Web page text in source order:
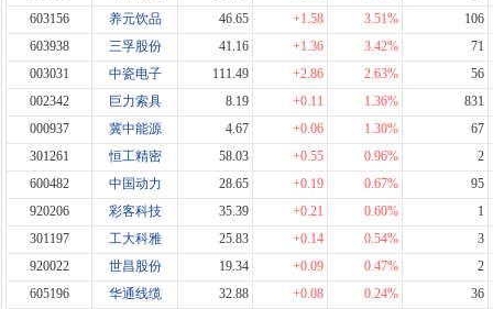
603156
养元饮品 46.65 +1.58 3.51%
106
603938
三孚股份 41.16 +1.36 3.42%
71
003031
中瓷电子 111.49 +2.86 2.63%
56
002342
巨力索具 8.19 +0.11 1.36%
831
000937
冀中能源 4.67 +0.06 1.30%
67
301261
恒工精密 58.03 +0.55 0.96%
2
600482
中国动力 28.65 +0.19 0.67%
95
920206
彩客科技 35.39 +0.21 0.60%
1
301197
工大科雅 25.83 +0.14 0.54%
3
920022
世昌股份 19.34 +0.09 0.47%
2
605196
华通线缆 32.88 +0.08 0.24%
36